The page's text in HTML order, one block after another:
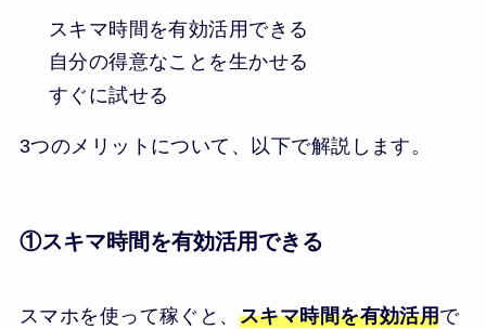
スキマ時間を有効活用できる
自分の得意なことを生かせる
すぐに試せる
3つのメリットについて、以下で解説します。
①スキマ時間を有効活用できる
スマホを使って稼ぐと、 スキマ時間を有効活用で